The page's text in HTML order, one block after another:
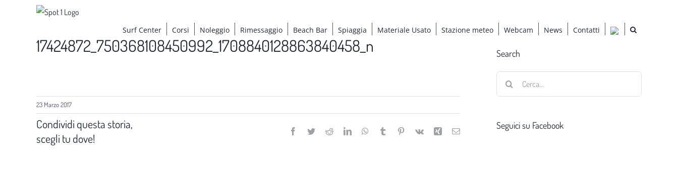
Surf Center Corsi Noleggio Rimessaggio Beach Bar Spiaggia Materiale Usato Stazione meteo Webcam News Contatti
17424872_750368108450992_1708840128863840458_n
23 Marzo 2017
Condividi questa storia,
scegli tu dove!
Facebook
TwitterRedditLinkedInWhatsApp
Tumblr Pinterest
Vk Xing Email
Search
Seguici su Facebook